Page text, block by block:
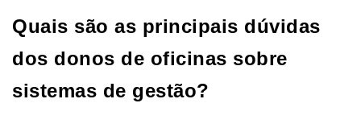
Quais são as principais dúvidas
dos donos de oficinas sobre
sistemas de gestão?